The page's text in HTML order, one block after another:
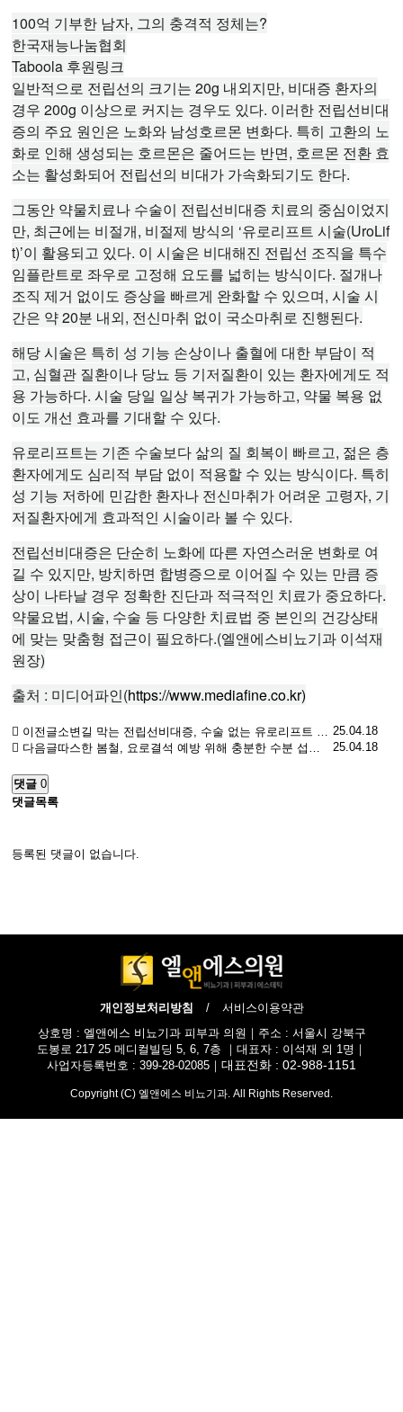
100억 기부한 남자, 그의 충격적 정체는?
한국재능나눔협회
Taboola 후원링크
일반적으로 전립선의 크기는 20g 내외지만, 비대증 환자의
경우 200g 이상으로 커지는 경우도 있다. 이러한 전립선비대
증의 주요 원인은 노화와 남성호르몬 변화다. 특히 고환의 노
화로 인해 생성되는 호르몬은 줄어드는 반면, 호르몬 전환 효
소는 활성화되어 전립선의 비대가 가속화되기도 한다.
그동안 약물치료나 수술이 전립선비대증 치료의 중심이었지
만, 최근에는 비절개, 비절제 방식의 ‘유로리프트 시술(UroLif
t)’이 활용되고 있다. 이 시술은 비대해진 전립선 조직을 특수
임플란트로 좌우로 고정해 요도를 넓히는 방식이다. 절개나
조직 제거 없이도 증상을 빠르게 완화할 수 있으며, 시술 시
간은 약 20분 내외, 전신마취 없이 국소마취로 진행된다.
해당 시술은 특히 성 기능 손상이나 출혈에 대한 부담이 적
고, 심혈관 질환이나 당뇨 등 기저질환이 있는 환자에게도 적
용 가능하다. 시술 당일 일상 복귀가 가능하고, 약물 복용 없
이도 개선 효과를 기대할 수 있다.
유로리프트는 기존 수술보다 삶의 질 회복이 빠르고, 젊은 층
환자에게도 심리적 부담 없이 적용할 수 있는 방식이다. 특히
성 기능 저하에 민감한 환자나 전신마취가 어려운 고령자, 기
저질환자에게 효과적인 시술이라 볼 수 있다.
전립선비대증은 단순히 노화에 따른 자연스러운 변화로 여
길 수 있지만, 방치하면 합병증으로 이어질 수 있는 만큼 증
상이 나타날 경우 정확한 진단과 적극적인 치료가 중요하다.
약물요법, 시술, 수술 등 다양한 치료법 중 본인의 건강상태
에 맞는 맞춤형 접근이 필요하다.(엘앤에스비뇨기과 이석재
원장)
출처 : 미디어파인(https://www.mediafine.co.kr)
이전글 소변길 막는 전립선비대증, 수술 없는 유로리프트 일상에 지장 없어 25.04.18
다음글
따스한 봄철, 요로결석 예방 위해 충분한 수분 섭취 중요 25.04.18
댓글 0
댓글목록
등록된 댓글이 없습니다.
개인정보처리방침 /
서비스이용약관
상호명 : 엘앤에스 비뇨기과 피부과 의원｜주소 : 서울시 강북구
도봉로 217 25 메디컬빌딩 5, 6, 7층 ｜대표자 : 이석재 외 1명｜
사업자등록번호 : 399-28-02085｜ 대표전화 : 02-988-1151
Copyright (C) 엘앤에스 비뇨기과. All Rights Reserved.